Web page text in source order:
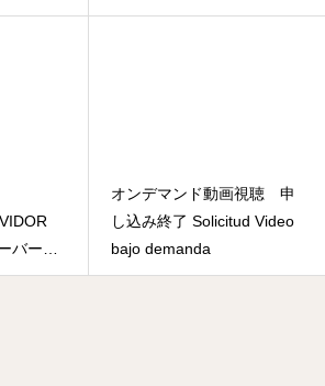
Video bajo demanda
バーが
になり
オンデマンド動画視聴 申
し込み終了 Solicitud Video
bajo demanda